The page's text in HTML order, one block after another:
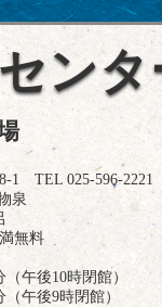
ン
1 TEL 025-596-2221
泉
無料
午後10時閉館）
午後9時閉館）